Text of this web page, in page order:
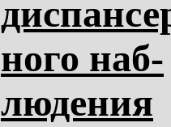
но­го наб­
лю­де­ния